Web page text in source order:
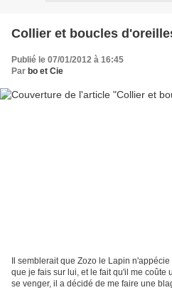
Collier et boucles
Publié le 07/01/2012 à 16:45
Par bo et Cie
Il semblerait que Zozo le Lapin
que je fais sur lui, et le fait qu'il me coûte
se venger, il a décidé de me faire une